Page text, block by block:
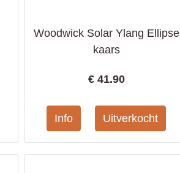
Woodwick Solar Ylang Ellipse
kaars
€ 41.90